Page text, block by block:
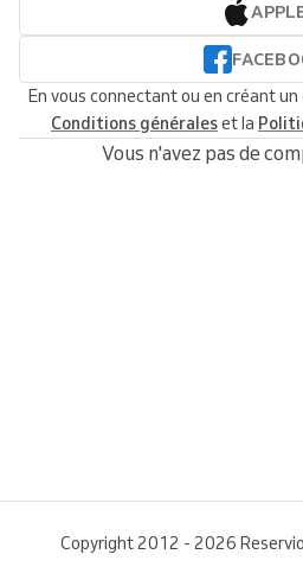
En vous connectant ou en créant
Conditions généraleset la
Vous n'avez pas de
Copyright 2012 - 2026